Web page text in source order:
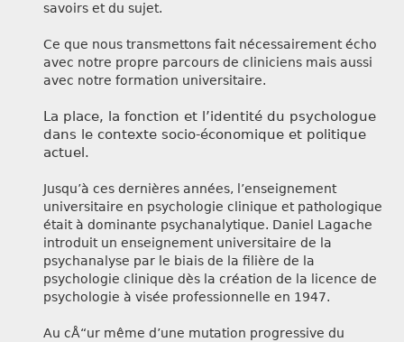
savoirs et du sujet.
Ce que nous transmettons fait nécessairement écho
avec notre propre parcours de cliniciens mais aussi
avec notre formation universitaire.
La place, la fonction et l’identité du psychologue
dans le contexte socio-économique et politique
actuel.
Jusqu’à ces dernières années, l’enseignement
universitaire en psychologie clinique et pathologique
était à dominante psychanalytique. Daniel Lagache
introduit un enseignement universitaire de la
psychanalyse par le biais de la filière de la
psychologie clinique dès la création de la licence de
psychologie à visée professionnelle en 1947.
Au cÅ“ur même d’une mutation progressive du